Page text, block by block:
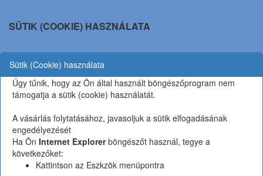
SÜTIK (COOKIE) HASZNÁLATA
Sütik (Cookie) használata
Úgy tűnik, hogy az Ön által használt böngészőprogram nem
támogatja a sütik (cookie) használatát.
A vásárlás folytatásához, javasoljuk a sütik elfogadásának
engedélyezését
Ha Ön Internet Explorerböngészőt használ, tegye a
következőket:
Kattintson az Eszkzök menüpontra